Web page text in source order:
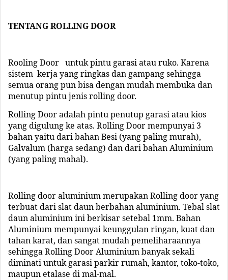
TENTANG ROLLINGDOOR
Rooling Door untuk pintu garasi atau ruko. Karena
sistem kerja yang ringkas dan gampang sehingga
semua orang pun bisa dengan mudah membuka dan
menutup pintu jenis rolling door.
Rolling Door adalah pintu penutup garasi atau kios
yang digulung ke atas. Rolling Door mempunyai 3
bahan yaitu dari bahan Besi (yang paling murah),
Galvalum (harga sedang) dan dari bahan Aluminium
(yang paling mahal).
Rolling door aluminium merupakan Rolling door yang
terbuat dari slat daun berbahan aluminium. Tebal slat
daun aluminium ini berkisar setebal 1mm. Bahan
Aluminium mempunyai keunggulan ringan, kuat dan
tahan karat, dan sangat mudah pemeliharaannya
sehingga Rolling Door Aluminium banyak sekali
diminati untuk garasi parkir rumah, kantor, toko-toko,
maupun etalase di mal-mal.